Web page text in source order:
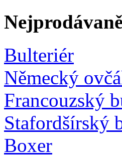
Bulteriér
Německý
Francouzský
Stafordšírský
Boxer